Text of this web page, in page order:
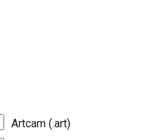
Artcam (.art)